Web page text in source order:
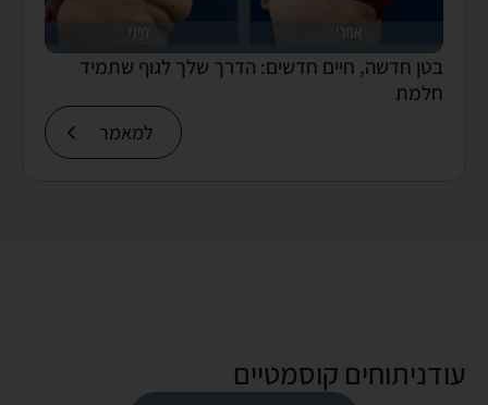
בטן חדשה, חיים חדשים: הדרך שלך לגוף שתמיד
חלמת
למאמר
עודניתוחים קוסמטיים